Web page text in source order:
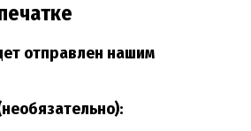
отправлен нашим